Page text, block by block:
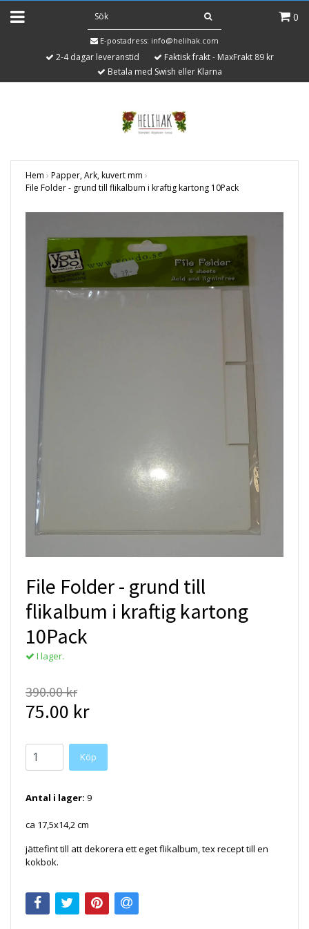
0
E-postadress: info@helihak.com
2-4 dagar leveranstid
Faktisk frakt - MaxFrakt 89 kr
Betala med Swish eller Klarna
Hem › Papper, Ark, kuvert mm ›
File Folder - grund till flikalbum i kraftig kartong 10Pack
File Folder - grund till
flikalbum i kraftig kartong
10Pack
I lager.
390.00 kr
75.00 kr
Antal i lager: 9
ca 17,5x14,2 cm
jättefint till att dekorera ett eget flikalbum, tex recept till en
kokbok.